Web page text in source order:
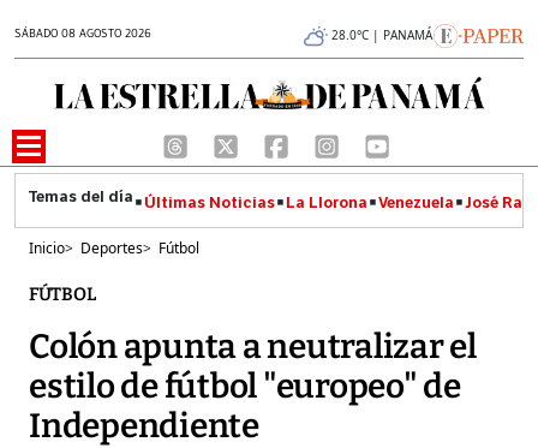
SÁBADO 08 AGOSTO 2026 28.0°C | PANAMÁ
Últimas Noticias La Llorona Venezuela José
Inicio> Deportes> Fútbol
FÚTBOL
Colón apunta a neutralizar el
estilo de fútbol "europeo" de
Independiente